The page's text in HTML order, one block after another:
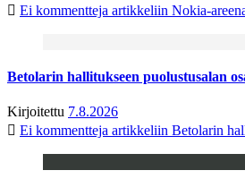
Ei kommentteja artikkeliin Nokia-
Betolarin hallitukseen puolustusalan
Kirjoitettu 7.8.2026
Ei kommentteja artikkeliin Betolarin